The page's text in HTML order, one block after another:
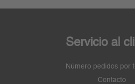
Servicio al
Número pedidos por
Contacto